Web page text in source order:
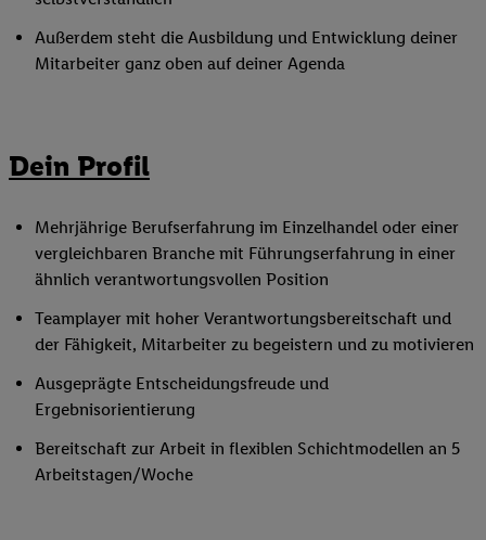
Außerdem steht die Ausbildung und Entwicklung deiner
Mitarbeiter ganz oben auf deiner Agenda
Dein Profil
Mehrjährige Berufserfahrung im Einzelhandel oder einer
vergleichbaren Branche mit Führungserfahrung in einer
ähnlich verantwortungsvollen Position
Teamplayer mit hoher Verantwortungsbereitschaft und
der Fähigkeit, Mitarbeiter zu begeistern und zu motivieren
Ausgeprägte Entscheidungsfreude und
Ergebnisorientierung
Bereitschaft zur Arbeit in flexiblen Schichtmodellen an 5
Arbeitstagen/Woche